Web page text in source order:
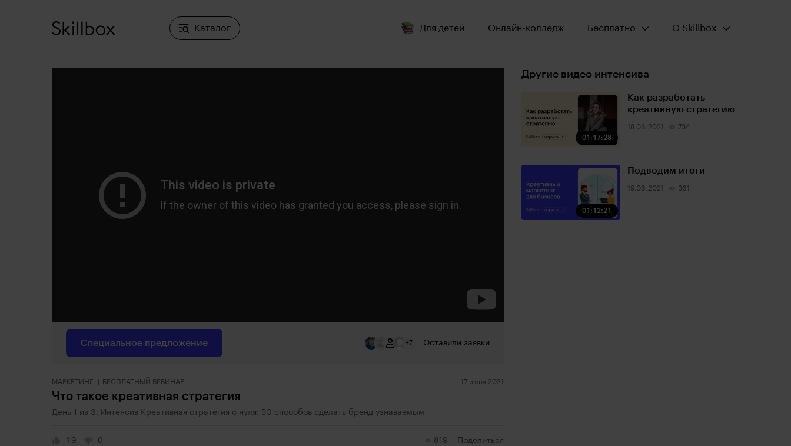
Каталог Для детей Онлайн-колледж Открыть меню:
Бесплатно Открыть меню:
О Skillbox
Специальное предложение +7 Оставили заявки
МАРКЕТИНГ БЕСПЛАТНЫЙ ВЕБИНАР 17 июня 2021
Что такое креативная стратегия
День 1 из 3: Интенсив Креативная стратегия с нуля: 50 способов сделать бренд узнаваемым
19 0 819 Поделиться
Другие видео интенсива
01:17:28
Как разработать
креативную стратегию
18.06.2021 734
01:12:21
Подводим итоги
19.06.2021 361